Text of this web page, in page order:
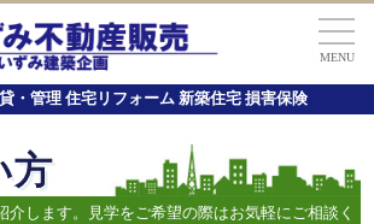
MENU
・管理 住宅リフォーム 新築住宅 損害保険
方
介します。見学をご希望の際はお気軽にご相談く